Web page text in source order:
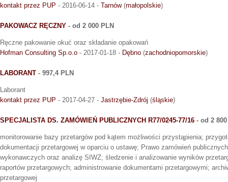
kontakt przez PUP - 2016-06-14 - Tarnów(małopolskie)
PAKOWACZ RĘCZNY - od 2 000 PLN
Ręczne pakowanie okuć oraz składanie opakowań
Hofman Consulting Sp.o.o - 2017-01-18 - Dębno (zachodniopomorskie)
LABORANT - 997,4 PLN
Laborant
kontakt przez PUP - 2017-04-27 - Jastrzębie-Zdrój (śląskie)
SPECJALISTA DS. ZAMÓWIEŃ PUBLICZNYCH R77/0245-77/16 - od 2
monitorowanie bazy przetargów pod kątem możliwości przystąpienia;
dokumentacji przetargowej w oparciu o ustawę; Prawo zamówień
wykonawczych oraz analizę SIWZ; śledzenie i analizowanie wyników
raportów przetargowych; administrowanie dokumentami przetargowymi;
przetargowej